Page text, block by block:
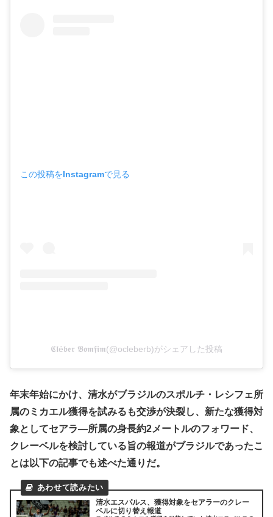
この投稿をInstagramで見る
𝕮𝖑é𝖇𝖊𝖗 𝕭𝖔𝖒𝖋𝖎𝖒(@ocleberb)がシェアした投稿
年末年始にかけ、清水がブラジルのスポルチ・レシフェ所
属のミカエル獲得を試みるも交渉が決裂し、新たな獲得対
象としてセアラ―所属の身長約2メートルのフォワード、
クレーベルを検討している旨の報道がブラジルであったこ
とは以下の記事でも述べた通りだ。
清水エスパルス、獲得対象をセアラーのクレー
ベルに切り替え報道